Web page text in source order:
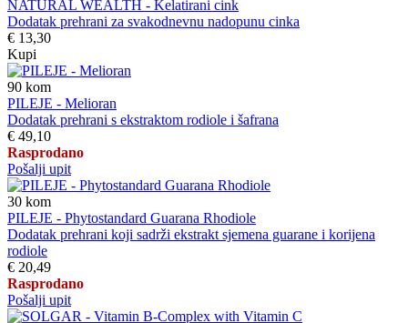
NATURAL WEALTH - Kelatirani cink
Dodatak prehrani za svakodnevnu nadopunu cinka
€ 13,30
Kupi
90 kom
PILEJE - Melioran
Dodatak prehrani s ekstraktom rodiole i šafrana
€ 49,10
Rasprodano
Pošalji upit
30 kom
PILEJE - Phytostandard Guarana Rhodiole
Dodatak prehrani koji sadrži ekstrakt sjemena guarane i korijena
rodiole
€ 20,49
Rasprodano
Pošalji upit